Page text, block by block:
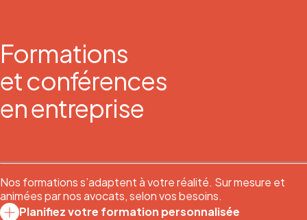
Formations
et conférences
en entreprise
Nos formations s’adaptent à votre réalité. Sur mesure et
animées par nos avocats, selon vos besoins.
Planifiez votre formation personnalisée